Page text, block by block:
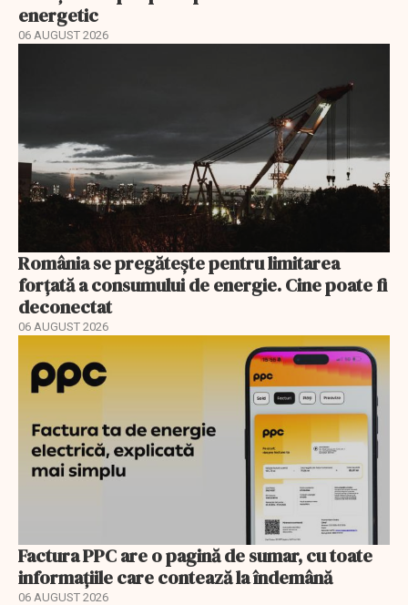
energetic
06 AUGUST 2026
România se pregătește pentru limitarea
forțată a consumului de energie. Cine poate fi
deconectat
06 AUGUST 2026
Factura PPC are o pagină de sumar, cu toate
informațiile care contează la îndemână
06 AUGUST 2026